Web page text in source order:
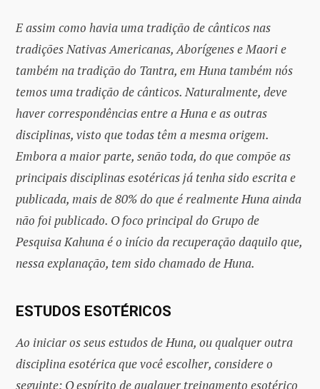
E assim como havia uma tradição de cânticos nas
tradições Nativas Americanas, Aborígenes e Maori e
também na tradição do Tantra, em Huna também nós
temos uma tradição de cânticos. Naturalmente, deve
haver correspondências entre a Huna e as outras
disciplinas, visto que todas têm a mesma origem.
Embora a maior parte, senão toda, do que compõe as
principais disciplinas esotéricas já tenha sido escrita e
publicada, mais de 80% do que é realmente Huna ainda
não foi publicado. O foco principal do Grupo de
Pesquisa Kahuna é o início da recuperação daquilo que,
nessa explanação, tem sido chamado de Huna.
ESTUDOS ESOTÉRICOS
Ao iniciar os seus estudos de Huna, ou qualquer outra
disciplina esotérica que você escolher, considere o
seguinte: O espírito de qualquer treinamento esotérico